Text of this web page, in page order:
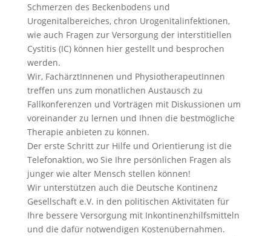
Schmerzen des Beckenbodens und
Urogenitalbereiches, chron Urogenitalinfektionen,
wie auch Fragen zur Versorgung der interstitiellen
Cystitis (IC) können hier gestellt und besprochen
werden.
Wir, FachärztInnenen und PhysiotherapeutInnen
treffen uns zum monatlichen Austausch zu
Fallkonferenzen und Vorträgen mit Diskussionen um
voreinander zu lernen und Ihnen die bestmögliche
Therapie anbieten zu können.
Der erste Schritt zur Hilfe und Orientierung ist die
Telefonaktion, wo Sie Ihre persönlichen Fragen als
junger wie alter Mensch stellen können!
Wir unterstützen auch die Deutsche Kontinenz
Gesellschaft e.V. in den politischen Aktivitäten für
Ihre bessere Versorgung mit Inkontinenzhilfsmitteln
und die dafür notwendigen Kostenübernahmen.